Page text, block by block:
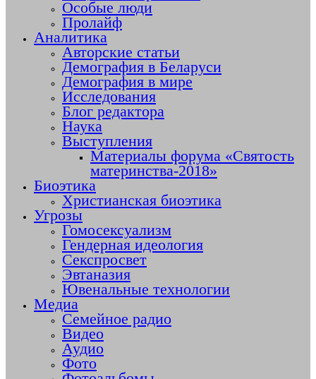
Особые люди
Пролайф
Аналитика
Авторские статьи
Демография в Беларуси
Демография в мире
Исследования
Блог редактора
Наука
Выступления
Материалы форума «Святость
материнства-2018»
Биоэтика
Христианская биоэтика
Угрозы
Гомосексуализм
Гендерная идеология
Секспросвет
Эвтаназия
Ювенальные технологии
Медиа
Семейное радио
Видео
Аудио
Фото